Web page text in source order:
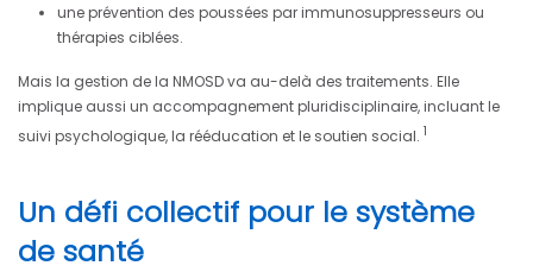
une prévention des poussées par immunosuppresseurs ou
thérapies ciblées.
Mais la gestion de la NMOSD va au-delà des traitements. Elle
implique aussi un accompagnement pluridisciplinaire, incluant le
suivi psychologique, la rééducation et le soutien social. 1
Un défi collectif pour le système
de santé